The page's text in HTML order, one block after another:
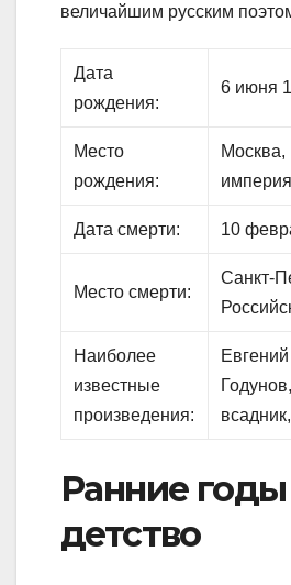
величайшим русским
Дата
рождения:
6 июня
Место
рождения:
Москва,
империя
Дата смерти: 10
Место смерти:
Санкт-
Наиболее
известные
произведения:
Ранние
детство